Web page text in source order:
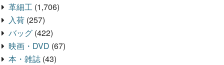
革細工 (1,706)
入荷 (257)
バッグ (422)
映画・DVD (67)
本・雑誌 (43)